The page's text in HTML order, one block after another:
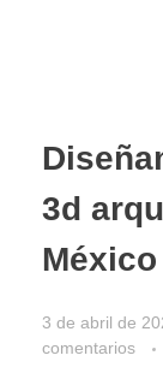
3d
México
3 de abril de
comentarios